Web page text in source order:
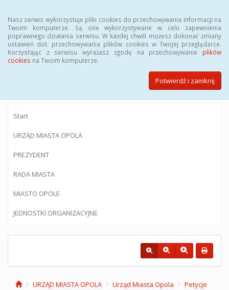
Nasz serwis wykorzystuje pliki cookies do przechowywania informacji na
Twoim komputerze. Są one wykorzystywane w celu zapewnienia
poprawnego działania serwisu. W każdej chwili możesz dokonać zmiany
ustawień dot. przechowywania plików cookies w Twojej przeglądarce.
Korzystając z serwisu wyrażasz zgodę na przechowywanie plików
cookies na Twoim komputerze.
Potwierdź i zamknij
BIULETYN INFORMACJI PUBLICZNEJ
Urzędu Miasta Opola
Start
URZĄD MIASTA OPOLA
PREZYDENT
RADA MIASTA
MIASTO OPOLE
JEDNOSTKI ORGANIZACYJNE
URZĄD MIASTA OPOLA Urząd Miasta Opola
Petycje